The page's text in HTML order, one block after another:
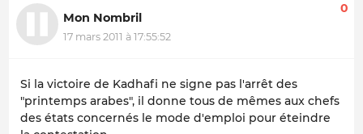
Mon Nombril
17 mars 2011 à 17:55:52
0
Si la victoire de Kadhafi ne signe pas l'arrêt des
"printemps arabes", il donne tous de mêmes aux chefs
des états concernés le mode d'emploi pour éteindre